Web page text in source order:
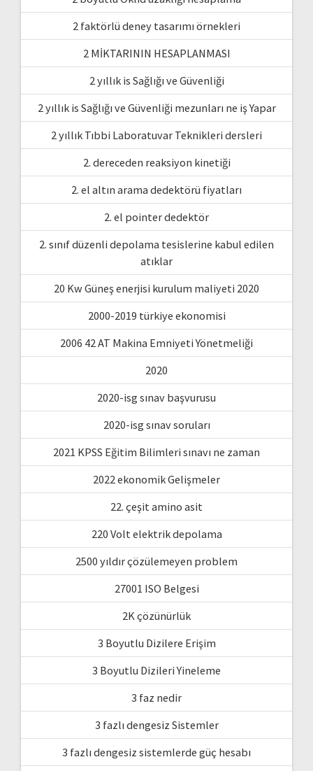
2 faktörlü deney tasarımı örnekleri
2 MİKTARININ HESAPLANMASI
2 yıllık is Sağlığı ve Güvenliği
2 yıllık is Sağlığı ve Güvenliği mezunları ne iş Yapar
2 yıllık Tıbbi Laboratuvar Teknikleri dersleri
2. dereceden reaksiyon kinetiği
2. el altın arama dedektörü fiyatları
2. el pointer dedektör
2. sınıf düzenli depolama tesislerine kabul edilen
atıklar
20 Kw Güneş enerjisi kurulum maliyeti 2020
2000-2019 türkiye ekonomisi
2006 42 AT Makina Emniyeti Yönetmeliği
2020
2020-isg sınav başvurusu
2020-isg sınav soruları
2021 KPSS Eğitim Bilimleri sınavı ne zaman
2022 ekonomik Gelişmeler
22. çeşit amino asit
220 Volt elektrik depolama
2500 yıldır çözülemeyen problem
27001 ISO Belgesi
2K çözünürlük
3 Boyutlu Dizilere Erişim
3 Boyutlu Dizileri Yineleme
3 faz nedir
3 fazlı dengesiz Sistemler
3 fazlı dengesiz sistemlerde güç hesabı